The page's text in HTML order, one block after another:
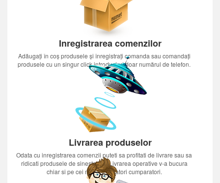
Inregistrarea comenzilor
Adăugați în coș produsele și înregistrați comanda sau comandați
produsele cu un singur click introducînd doar numărul de telefon.
Livrarea produselor
Odata cu inregistrarea comenzii puteti sa profitati de livrare sau sa
ridicati produsele de sinestatator.Livrarea operative v-a bucura
chiar si pe cei mai nerabdatori cumparatori.